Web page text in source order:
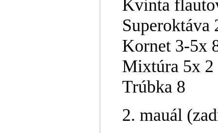
Kvinta
Superoktáva
Kornet 3-5x
Mixtúra 5x 2
Trúbka 8
2. mauál